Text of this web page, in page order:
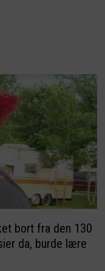
bort fra den 130
da, burde lære